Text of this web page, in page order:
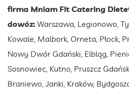
firma Mniam Fit Catering
dowóz: Warszawa, Legionowo,
Kowale, Malbork, Orneta, Płock,
Nowy Dwór Gdański, Elbląg,
Sosnowiec, Kutno, Pruszcz
Braniewo, Janki, Kraków,